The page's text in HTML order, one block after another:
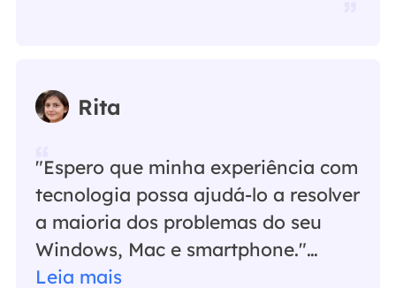
Rita
"Espero que minha experiência com
tecnologia possa ajudá-lo a resolver
a maioria dos problemas do seu
Windows, Mac e smartphone."…
Leia mais